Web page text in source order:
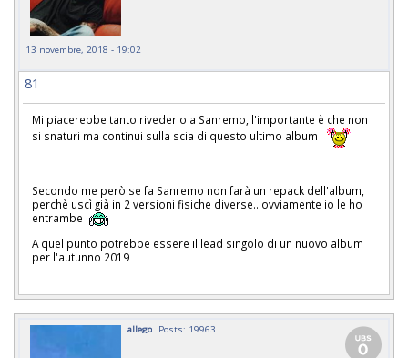
13 novembre, 2018 - 19:02
81
Mi piacerebbe tanto rivederlo a Sanremo, l'importante è che non
si snaturi ma continui sulla scia di questo ultimo album
Secondo me però se fa Sanremo non farà un repack dell'album,
perchè uscì già in 2 versioni fisiche diverse...ovviamente io le ho
entrambe
A quel punto potrebbe essere il lead singolo di un nuovo album
per l'autunno 2019
allego Posts: 19963